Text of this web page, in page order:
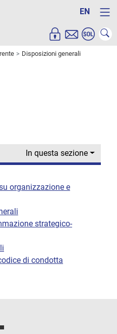
EN
Disposizioni generali
In questa sezione
organizzazione e
strategico-
di condotta